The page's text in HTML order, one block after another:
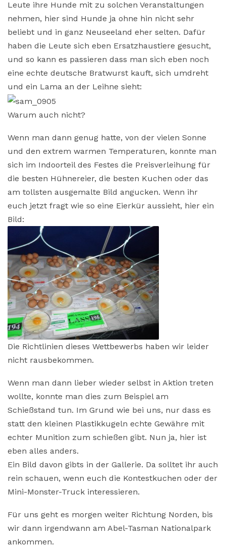
Leute ihre Hunde mit zu solchen Veranstaltungen
nehmen, hier sind Hunde ja ohne hin nicht sehr
beliebt und in ganz Neuseeland eher selten. Dafür
haben die Leute sich eben Ersatzhaustiere gesucht,
und so kann es passieren dass man sich eben noch
eine echte deutsche Bratwurst kauft, sich umdreht
und ein Lama an der Leihne sieht:
Warum auch nicht?
Wenn man dann genug hatte, von der vielen Sonne
und den extrem warmen Temperaturen, konnte man
sich im Indoorteil des Festes die Preisverleihung für
die besten Hühnereier, die besten Kuchen oder das
am tollsten ausgemalte Bild angucken. Wenn ihr
euch jetzt fragt wie so eine Eierkür aussieht, hier ein
Bild:
Die Richtlinien dieses Wettbewerbs haben wir leider
nicht rausbekommen.
Wenn man dann lieber wieder selbst in Aktion treten
wollte, konnte man dies zum Beispiel am
Schießstand tun. Im Grund wie bei uns, nur dass es
statt den kleinen Plastikkugeln echte Gewähre mit
echter Munition zum schießen gibt. Nun ja, hier ist
eben alles anders.
Ein Bild davon gibts in der Gallerie. Da solltet ihr auch
rein schauen, wenn euch die Kontestkuchen oder der
Mini-Monster-Truck interessieren.
Für uns geht es morgen weiter Richtung Norden, bis
wir dann irgendwann am Abel-Tasman Nationalpark
ankommen.